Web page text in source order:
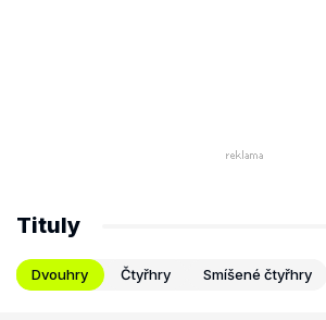
Tituly
Dvouhry Čtyřhry Smíšené čtyřhry